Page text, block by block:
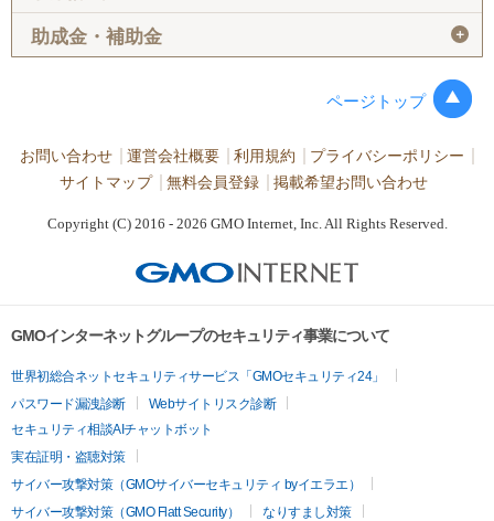
助成金・補助金 ＋
ページトップ
お問い合わせ 運営会社概要 利用規約
プライバシーポリシー
サイトマップ
無料会員登録 掲載希望お問い合わせ
Copyright (C) 2016 - 2026 GMO Internet, Inc. All Rights Reserved.
GMOインターネットグループのセキュリティ事業について
世界初総合ネットセキュリティサービス「GMOセキュリティ24」
パスワード漏洩診断
Webサイトリスク診断
セキュリティ相談AIチャットボット
実在証明・盗聴対策
サイバー攻撃対策（GMOサイバーセキュリティ byイエラエ）
サイバー攻撃対策（GMO Flatt Security）
なりすまし対策